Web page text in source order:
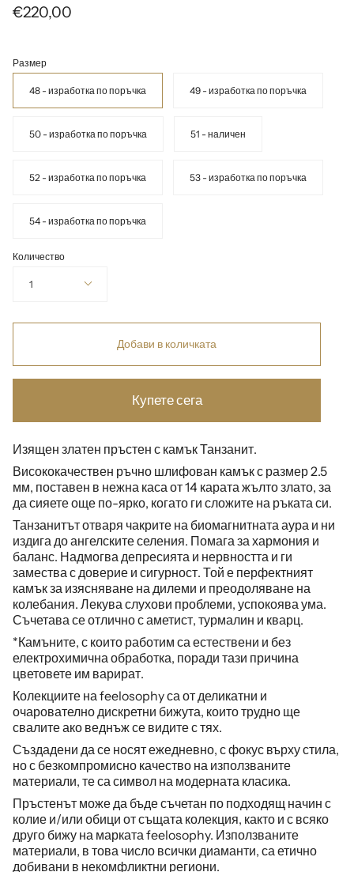
€220,00
Размер
48 - изработка по поръчка 49 - изработка по поръчка
50 - изработка по поръчка 51 - наличен
52 - изработка по поръчка 53 - изработка по поръчка
54 - изработка по поръчка
Количество
1
Добави в количката
Купете сега
Изящен златен пръстен с камък Танзанит.
Висококачествен ръчно шлифован камък с размер 2.5
мм, поставен в нежна каса от 14 карата жълто злато, за
да сияете още по-ярко, когато ги сложите на ръката си.
Танзанитът отваря чакрите на биомагнитната аура и ни
издига до ангелските селения. Помага за хармония и
баланс. Надмогва депресията и нервността и ги
замества с доверие и сигурност. Той е перфектният
камък за изясняване на дилеми и преодоляване на
колебания. Лекува слухови проблеми, успокоява ума.
Съчетава се отлично с аметист, турмалин и кварц.
*Камъните, с които работим са естествени и без
електрохимична обработка, поради тази причина
цветовете им варират.
Колекциите на feelosophy са от деликатни и
очарователно дискретни бижута, които трудно ще
свалите ако веднъж се видите с тях.
Създадени да се носят ежедневно, с фокус върху стила,
но с безкомпромисно качество на използваните
материали, те са символ на модерната класика.
Пръстенът може да бъде съчетан по подходящ начин с
колие и/или обици от същата колекция, както и с всяко
друго бижу на марката feelosophy. Използваните
материали, в това число всички диаманти, са етично
добивани в некомфликтни региони.